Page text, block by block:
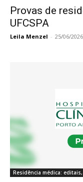
Provas de
UFCSPA
Leila Menzel - 25/06/2026
Residência médica: